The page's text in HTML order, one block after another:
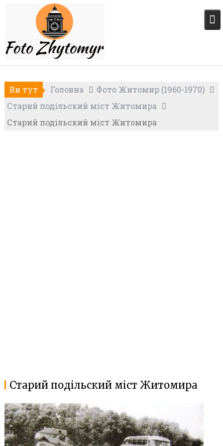
Ви тут Головна
Фото Житомир (1960-1970)
Старий подільский міст Житомира
Старий подільский міст Житомира
Старий подільский міст Житомира